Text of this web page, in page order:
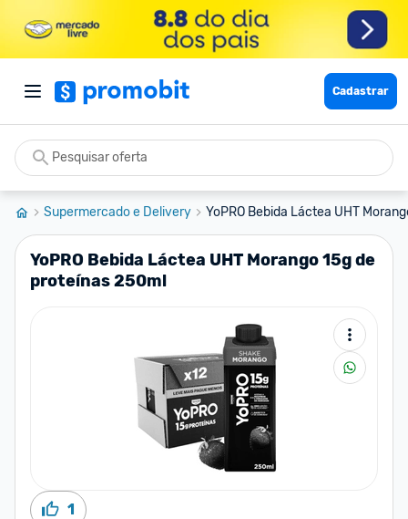
Cadastrar
Supermercado e Delivery YoPRO Bebida Láctea UHT
YoPRO Bebida Láctea UHT Morango 15g de
proteínas 250ml
1